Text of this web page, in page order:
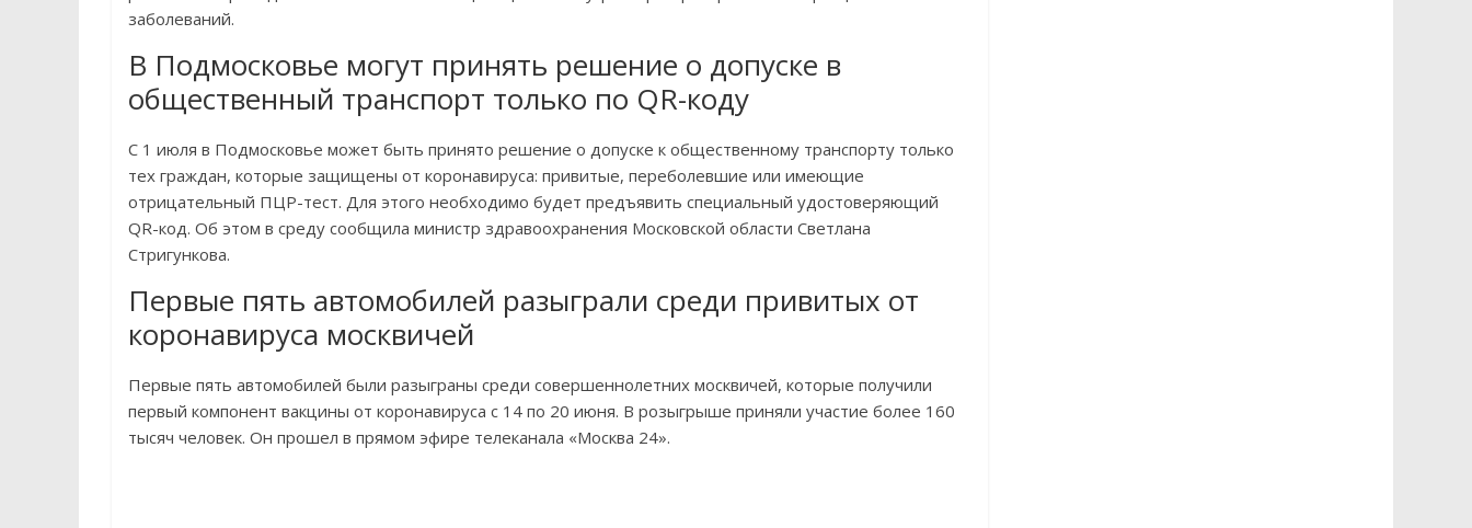
заболеваний.
В Подмосковье могут принять решение о допуске в
общественный транспорт только по QR-коду
С 1 июля в Подмосковье может быть принято решение о допуске к общественному транспорту только
тех граждан, которые защищены от коронавируса: привитые, переболевшие или имеющие
отрицательный ПЦР-тест. Для этого необходимо будет предъявить специальный удостоверяющий
QR-код. Об этом в среду сообщила министр здравоохранения Московской области Светлана
Стригункова.
Первые пять автомобилей разыграли среди привитых от
коронавируса москвичей
Первые пять автомобилей были разыграны среди совершеннолетних москвичей, которые получили
первый компонент вакцины от коронавируса с 14 по 20 июня. В розыгрыше приняли участие более 160
тысяч человек. Он прошел в прямом эфире телеканала «Москва 24».